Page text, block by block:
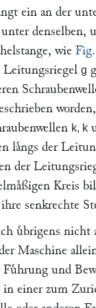
ein an der
unter denselben,
wie
Leitungsriegel g
k, k
laͤngs der
der
Kreis
senkrechte
uͤbrigens nicht
Maschine
und
in einer zum